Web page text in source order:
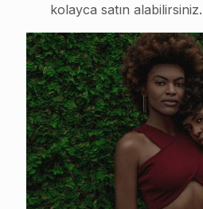
kolayca satın alabilirsiniz.